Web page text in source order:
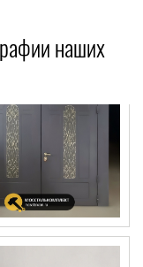
наших